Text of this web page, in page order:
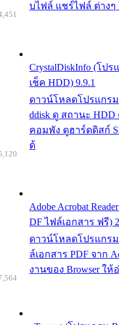
บไฟล์ แชร์ไฟล์ ต่างๆ
CrystalDiskInfo (โปร
เช็ค HDD) 9.9.1
ดาวน์โหลดโปรแกรม
ddisk ดู สถานะ
คอมพัง ดูฮาร์ดดิสก์
ด้
Adobe Acrobat
DF ไฟล์เอกสาร ฟรี)
ดาวน์โหลดโปรแกรม
ล์เอกสาร PDF จาก
งานของ Browser ให้